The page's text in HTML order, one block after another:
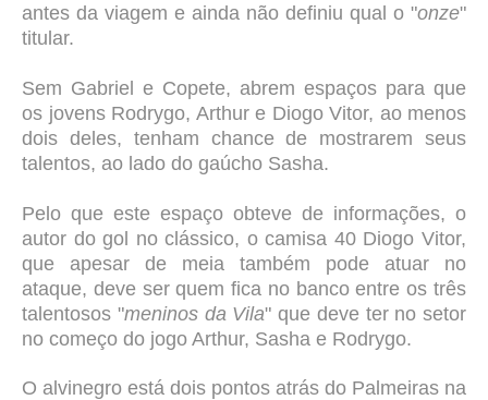
antes da viagem e ainda não definiu qual o "onze"
titular.
Sem Gabriel e Copete, abrem espaços para que
os jovens Rodrygo, Arthur e Diogo Vitor, ao menos
dois deles, tenham chance de mostrarem seus
talentos, ao lado do gaúcho Sasha.
Pelo que este espaço obteve de informações, o
autor do gol no clássico, o camisa 40 Diogo Vitor,
que apesar de meia também pode atuar no
ataque, deve ser quem fica no banco entre os três
talentosos "meninos da Vila" que deve ter no setor
no começo do jogo Arthur, Sasha e Rodrygo.
O alvinegro está dois pontos atrás do Palmeiras na